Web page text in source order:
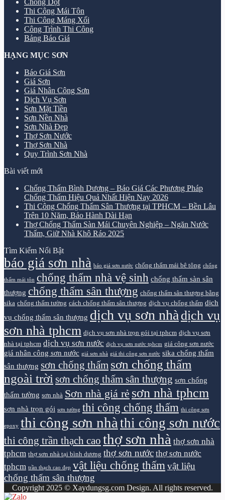
Chống Dột
Thi Công Mái Tôn
Thi Công Máng Xối
Công Trình Thi Công
Bảng Báo Giá
HẠNG MỤC SƠN
Báo Giá Sơn
Giá Sơn
Giá Nhân Công Sơn
Dịch Vụ Sơn
Sơn Mặt Tiền
Sơn Nền Nhà
Sơn Nhà Đẹp
Thợ Sơn Nước
Thợ Sơn Nhà
Quy Trình Sơn Nhà
Bài viết mới
Chống Thấm Bình Dương – Báo Giá Các Phương Pháp
Chống Thấm Hiệu Quả Nhất Hiện Nay 2026
Thi Công Chống Thấm Sân Thượng tại TPHCM – Bền Lâu
Trên 10 Năm, Bảo Hành Dài Hạn
Thợ Chống Thấm Sàn Mái Chuyên Nghiệp – Ngăn Nước
Thấm, Giữ Nhà Khô Ráo 2025
Tìm Kiếm Nổi Bật
báo giá sơn nhà báo giá sơn nước chống thấm mái bê tông chống
thấm mái tôn chống thấm nhà vệ sinh chống thấm sàn sân
thượng chống thấm sân thượng chống thấm sân thượng bằng
sika chống thấm tường cách chống thấm sân thượng dịch vụ chống thấm dịch
vụ chống thấm sân thượng dịch vụ sơn nhà dịch vụ
sơn nhà tphcm dịch vụ sơn nhà trọn gói tại tphcm dịch vụ sơn
nhà tại tphcm dịch vụ sơn nước dịch vụ sơn nước tphcm giá công sơn nước
giá nhân công sơn nước giá sơn nhà giá thi công sơn nước sika chống thấm
sân thượng sơn chống thấm sơn chống thấm
ngoài trời sơn chống thấm sân thượng sơn chống
thấm tường sơn nhà Sơn nhà giá rẻ sơn nhà tphcm
sơn nhà trọn gói sơn tường thi công chống thấm thi công sơn
epoxy thi công sơn nhà thi công sơn nước
thi công trần thạch cao thợ sơn nhà thợ sơn nhà
tphcm thợ sơn nhà tại bình dương thợ sơn nước thợ sơn nước
tphcm trần thạch cao đẹp vật liệu chống thấm vật liệu
chống thấm sân thượng
Copyright 2025 © Xaydungsg.com Design. All rights reserved.